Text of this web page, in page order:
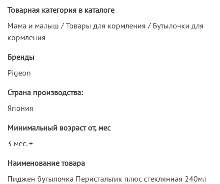
Товарная категория в каталоге
Мама и малыш / Товары для кормления / Бутылочки для
кормления
Бренды
Pigeon
Страна производства:
Япония
Минимальный возраст от, мес
3 мес. +
Наименование товара
Пиджен бутылочка Перистальтик плюс стеклянная 240мл